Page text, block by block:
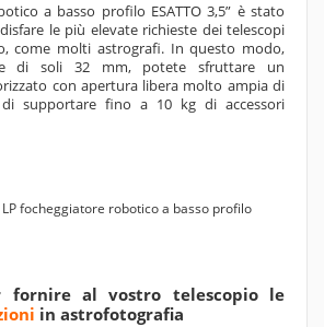
a basso profilo ESATTO 3,5” è stato
le più elevate richieste dei telescopi
come molti astrografi. In questo modo,
di soli 32 mm, potete sfruttare un
con apertura libera molto ampia di
supportare fino a 10 kg di accessori
fornire al vostro telescopio le
in astrofotografia